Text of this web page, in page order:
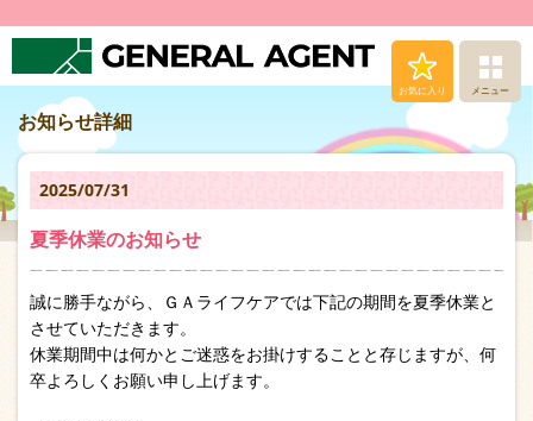
お気に入り メニュー
安心の福利厚生
お知らせ詳細
2025/07/31
夏季休業のお知らせ
誠に勝手ながら、ＧＡライフケアでは下記の期間を夏季休業と
させていただきます。
休業期間中は何かとご迷惑をお掛けすることと存じますが、何
卒よろしくお願い申し上げます。